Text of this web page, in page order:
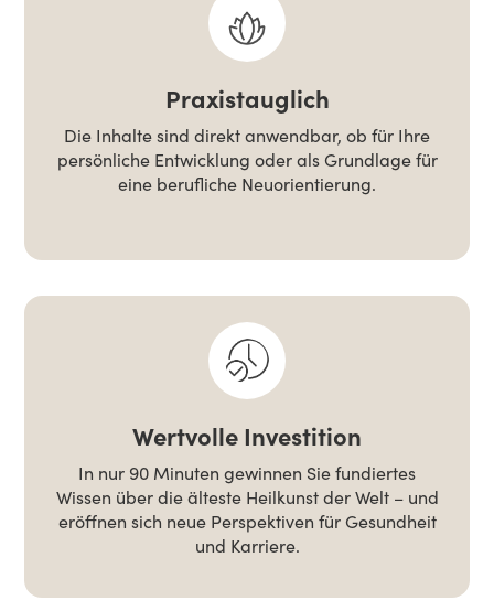
Praxistauglich
Die Inhalte sind direkt anwendbar, ob für Ihre
persönliche Entwicklung oder als Grundlage für
eine berufliche Neuorientierung.
Wertvolle Investition
In nur 90 Minuten gewinnen Sie fundiertes
Wissen über die älteste Heilkunst der Welt – und
eröffnen sich neue Perspektiven für Gesundheit
und Karriere.